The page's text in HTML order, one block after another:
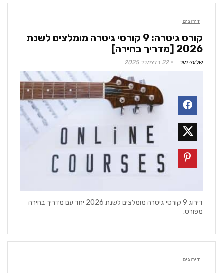
דירוגים
קורס גיטרה: 9 קורסי גיטרה מומלצים לשנת
2026 [מדריך בחירה]
שלומי מור 22 בדצמבר 2025
דירוג 9 קורסי גיטרה מומלצים לשנת 2026 יחד עם מדריך בחירה
מפורט.
דירוגים